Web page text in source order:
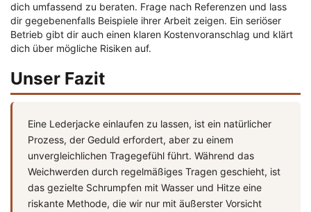
dich umfassend zu beraten. Frage nach Referenzen und lass
dir gegebenenfalls Beispiele ihrer Arbeit zeigen. Ein seriöser
Betrieb gibt dir auch einen klaren Kostenvoranschlag und klärt
dich über mögliche Risiken auf.
Unser Fazit
Eine Lederjacke einlaufen zu lassen, ist ein natürlicher
Prozess, der Geduld erfordert, aber zu einem
unvergleichlichen Tragegefühl führt. Während das
Weichwerden durch regelmäßiges Tragen geschieht, ist
das gezielte Schrumpfen mit Wasser und Hitze eine
riskante Methode, die wir nur mit äußerster Vorsicht